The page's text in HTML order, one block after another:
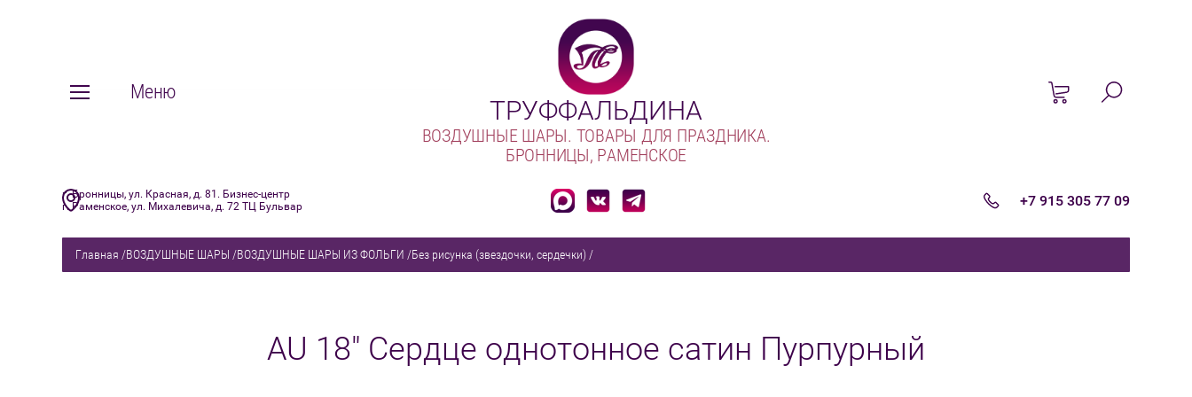
Меню
ТРУФФАЛЬДИНА
ВОЗДУШНЫЕ ШАРЫ. ТОВАРЫ ДЛЯ ПРАЗДНИКА.
БРОННИЦЫ, РАМЕНСКОЕ
г. Бронницы, ул. Красная, д. 81. Бизнес-центр
г. Раменское, ул. Михалевича, д. 72 ТЦ Бульвар
+7 915 305 77 09
Главная /ВОЗДУШНЫЕ ШАРЫ /ВОЗДУШНЫЕ ШАРЫ ИЗ ФОЛЬГИ /Без рисунка (звездочки, сердечки) /
AU 18" Сердце однотонное сатин Пурпурный